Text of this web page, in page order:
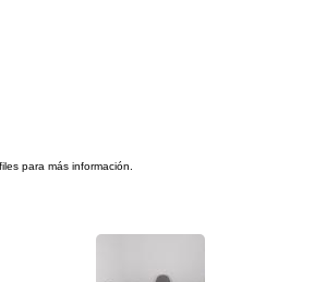
para más información.